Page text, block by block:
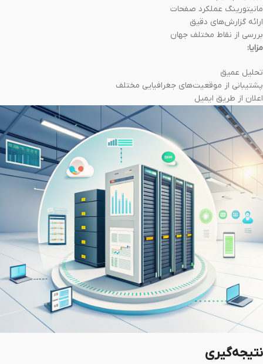
مانیتورینگ عملکرد صفحات
ارائه گزارش‌های دقیق
بررسی از نقاط مختلف جهان
مزایا:
تحلیل عمیق
پشتیبانی از موقعیت‌های جغرافیایی مختلف
اعلان از طریق ایمیل
نتیجه‌گیری